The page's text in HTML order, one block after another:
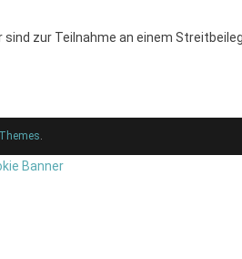
sind zur Teilnahme an einem
.
Banner